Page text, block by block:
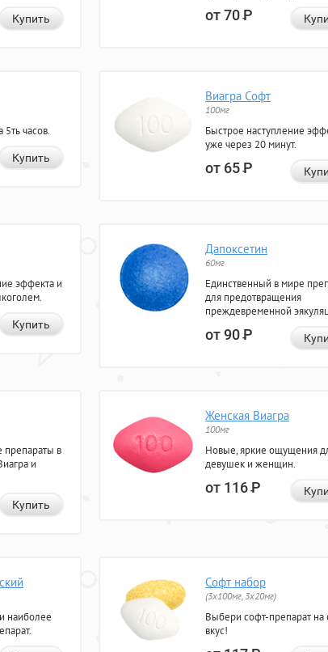
Купить от 70Р
часов.
Купить
Виагра Софт
100мг
Быстрое наступление
уже через 20 минут.
от 65Р
эффекта и
Купить
Дапоксетин
60мг
Единственный в мире
для предотвращения
преждевременной
от 90Р
в
и
Купить
Женская Виагра
100мг
Новые, яркие ощущения
девушек и женщин.
от 116Р
наиболее
Софт набор
(3x100мг, 3x20мг)
Выбери софт-препарат на
вкус!